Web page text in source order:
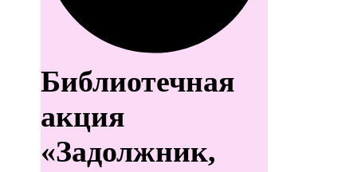
Библиотечная
акция
«Задолжник,